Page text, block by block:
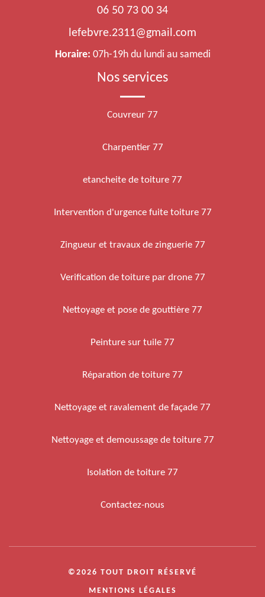
06 50 73 00 34
lefebvre.2311@gmail.com
Horaire: 07h-19h du lundi au samedi
Nos services
Couvreur 77
Charpentier 77
etancheite de toiture 77
Intervention d'urgence fuite toiture 77
Zingueur et travaux de zinguerie 77
Verification de toiture par drone 77
Nettoyage et pose de gouttière 77
Peinture sur tuile 77
Réparation de toiture 77
Nettoyage et ravalement de façade 77
Nettoyage et demoussage de toiture 77
Isolation de toiture 77
Contactez-nous
©2026 TOUT DROIT RÉSERVÉ
MENTIONS LÉGALES